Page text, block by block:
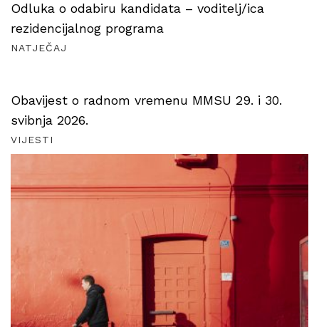
Odluka o odabiru kandidata – voditelj/ica
rezidencijalnog programa
NATJEČAJ
Obavijest o radnom vremenu MMSU 29. i 30.
svibnja 2026.
VIJESTI